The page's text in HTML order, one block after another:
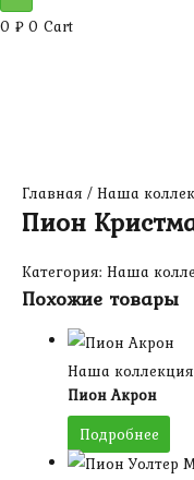
0 ₽ 0 Cart
Главная / Наша
Пион
Категория: Наша
Похожие товары
Наша
Пион Акрон
Подробнее